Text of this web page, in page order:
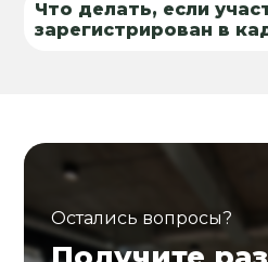
Что делать, если
зарегистрирован в
Остались вопросы?